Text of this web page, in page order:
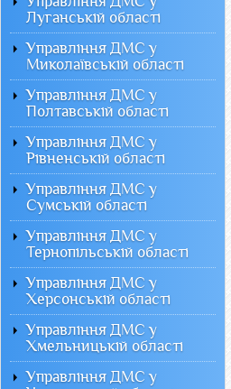
Луганській області
Управління ДМС у
Миколаївській області
Управління ДМС у
Полтавській області
Управління ДМС у
Рівненській області
Управління ДМС у
Сумській області
Управління ДМС у
Тернопільській області
Управління ДМС у
Херсонській області
Управління ДМС у
Хмельницькій області
Управління ДМС у